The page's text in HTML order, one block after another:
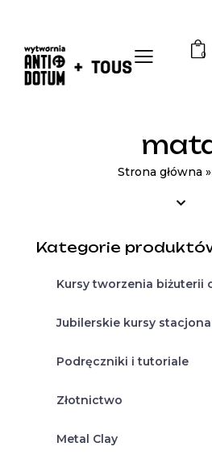
0
Strona główna »
Kategorie
Kursy tworzenia biżuterii
Jubilerskie kursy
Podręczniki i tutoriale
Złotnictwo
Metal Clay